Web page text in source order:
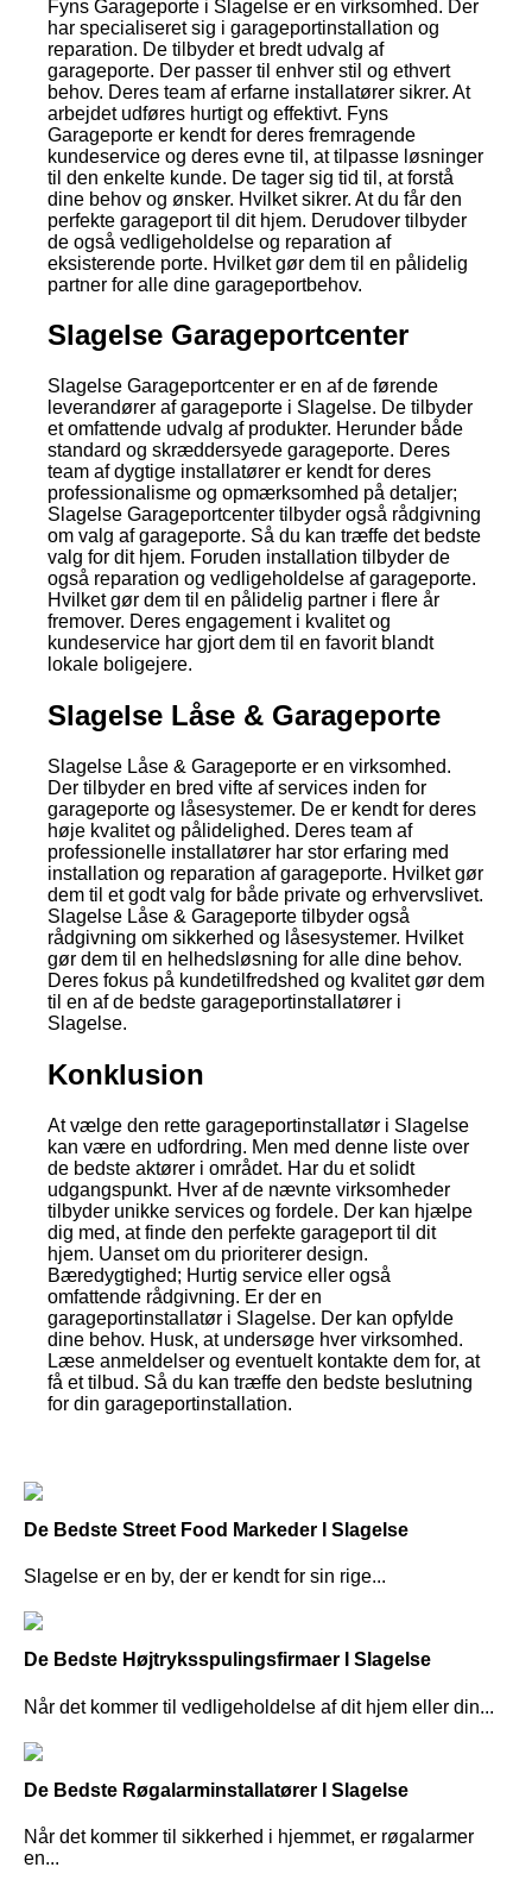
Fyns Garageporte i Slagelse er en virksomhed. Der
har specialiseret sig i garageportinstallation og
reparation. De tilbyder et bredt udvalg af
garageporte. Der passer til enhver stil og ethvert
behov. Deres team af erfarne installatører sikrer. At
arbejdet udføres hurtigt og effektivt. Fyns
Garageporte er kendt for deres fremragende
kundeservice og deres evne til, at tilpasse løsninger
til den enkelte kunde. De tager sig tid til, at forstå
dine behov og ønsker. Hvilket sikrer. At du får den
perfekte garageport til dit hjem. Derudover tilbyder
de også vedligeholdelse og reparation af
eksisterende porte. Hvilket gør dem til en pålidelig
partner for alle dine garageportbehov.
Slagelse Garageportcenter
Slagelse Garageportcenter er en af de førende
leverandører af garageporte i Slagelse. De tilbyder
et omfattende udvalg af produkter. Herunder både
standard og skræddersyede garageporte. Deres
team af dygtige installatører er kendt for deres
professionalisme og opmærksomhed på detaljer;
Slagelse Garageportcenter tilbyder også rådgivning
om valg af garageporte. Så du kan træffe det bedste
valg for dit hjem. Foruden installation tilbyder de
også reparation og vedligeholdelse af garageporte.
Hvilket gør dem til en pålidelig partner i flere år
fremover. Deres engagement i kvalitet og
kundeservice har gjort dem til en favorit blandt
lokale boligejere.
Slagelse Låse & Garageporte
Slagelse Låse & Garageporte er en virksomhed.
Der tilbyder en bred vifte af services inden for
garageporte og låsesystemer. De er kendt for deres
høje kvalitet og pålidelighed. Deres team af
professionelle installatører har stor erfaring med
installation og reparation af garageporte. Hvilket gør
dem til et godt valg for både private og erhvervslivet.
Slagelse Låse & Garageporte tilbyder også
rådgivning om sikkerhed og låsesystemer. Hvilket
gør dem til en helhedsløsning for alle dine behov.
Deres fokus på kundetilfredshed og kvalitet gør dem
til en af de bedste garageportinstallatører i
Slagelse.
Konklusion
At vælge den rette garageportinstallatør i Slagelse
kan være en udfordring. Men med denne liste over
de bedste aktører i området. Har du et solidt
udgangspunkt. Hver af de nævnte virksomheder
tilbyder unikke services og fordele. Der kan hjælpe
dig med, at finde den perfekte garageport til dit
hjem. Uanset om du prioriterer design.
Bæredygtighed; Hurtig service eller også
omfattende rådgivning. Er der en
garageportinstallatør i Slagelse. Der kan opfylde
dine behov. Husk, at undersøge hver virksomhed.
Læse anmeldelser og eventuelt kontakte dem for, at
få et tilbud. Så du kan træffe den bedste beslutning
for din garageportinstallation.
De Bedste Street Food Markeder I Slagelse
Slagelse er en by, der er kendt for sin rige...
De Bedste Højtryksspulingsfirmaer I Slagelse
Når det kommer til vedligeholdelse af dit hjem eller din...
De Bedste Røgalarminstallatører I Slagelse
Når det kommer til sikkerhed i hjemmet, er røgalarmer
en...